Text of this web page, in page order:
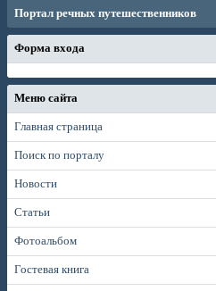
Портал речных путешественников
Форма входа
Меню сайта
Главная страница
Поиск по порталу
Новости
Статьи
Фотоальбом
Гостевая книга